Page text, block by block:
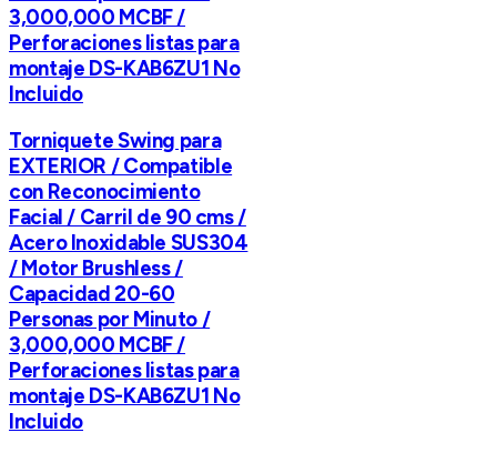
3,000,000 MCBF /
Perforaciones listas para
montaje DS-KAB6ZU1 No
Incluido
Torniquete Swing para
EXTERIOR / Compatible
con Reconocimiento
Facial / Carril de 90 cms /
Acero Inoxidable SUS304
/ Motor Brushless /
Capacidad 20-60
Personas por Minuto /
3,000,000 MCBF /
Perforaciones listas para
montaje DS-KAB6ZU1 No
Incluido